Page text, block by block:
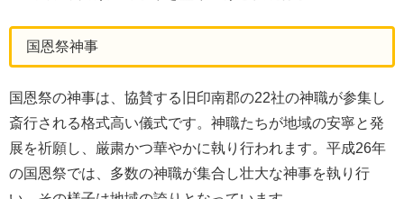
国恩祭神事
国恩祭の神事は、協賛する旧印南郡の22社の神職が参集し
斎行される格式高い儀式です。神職たちが地域の安寧と発
展を祈願し、厳粛かつ華やかに執り行われます。平成26年
の国恩祭では、多数の神職が集合し壮大な神事を執り行